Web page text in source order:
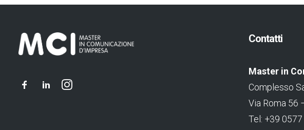
Contatti
Master in
Complesso
Via Roma 56
Tel: +39